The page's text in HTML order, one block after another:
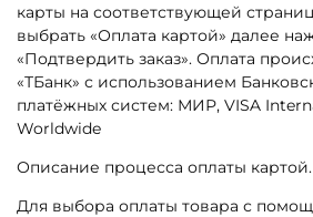
карты на соответствующей
выбрать «Оплата картой» далее
«Подтвердить заказ». Оплата
«ТБанк» с использованием
платёжных систем: МИР, VISA
Worldwide
Описание процесса оплаты картой.
Для выбора оплаты товара с